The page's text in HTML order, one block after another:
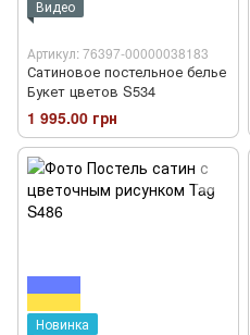
Видео
Артикул: 76397-00000038183
Сатиновое постельное белье
Букет цветов S534
1 995.00 грн
Новинка